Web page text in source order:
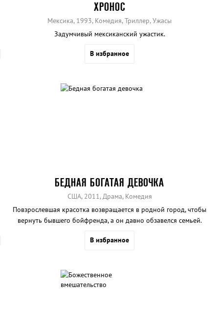
ХРОНОС
Мексика, 1993, Комедия, Триллер, Ужасы
Задумчивый мексиканский ужастик.
В избранное
БЕДНАЯ БОГАТАЯ ДЕВОЧКА
США, 2011, Драма, Комедия
Повзрослевшая красотка возвращается в родной город, чтобы
вернуть бывшего бойфренда, а он давно обзавелся семьей.
В избранное